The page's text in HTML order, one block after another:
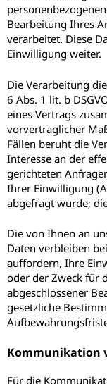
Bearbeitung Ihres
verarbeitet. Diese
Einwilligung weiter.
Die Verarbeitung
6 Abs. 1 lit. b
eines Vertrags
vorvertraglicher
Fällen beruht die
Interesse an der
gerichteten
Ihrer Einwilligung
abgefragt wurde;
Die von Ihnen an
Daten verbleiben
auffordern, Ihre
oder der Zweck für
abgeschlossener
gesetzliche
Kommunikation
Für die